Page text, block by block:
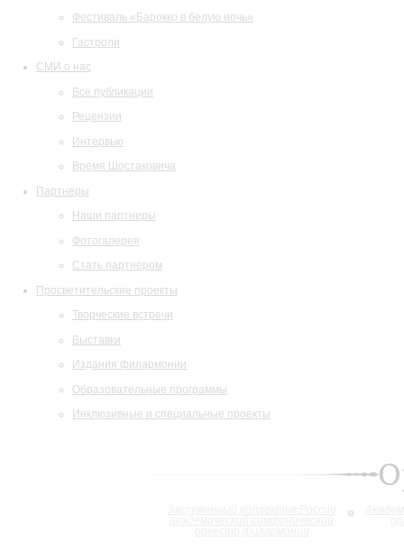
Фестиваль «Барокко в белую ночь»
Гастроли
СМИ о нас
Все публикации
Рецензии
Интервью
Время Шостаковича
Партнеры
Наши партнеры
Фотогалерея
Стать партнером
Просветительские проекты
Творческие встречи
Выставки
Издания филармонии
Образовательные программы
Инклюзивные и специальные проекты